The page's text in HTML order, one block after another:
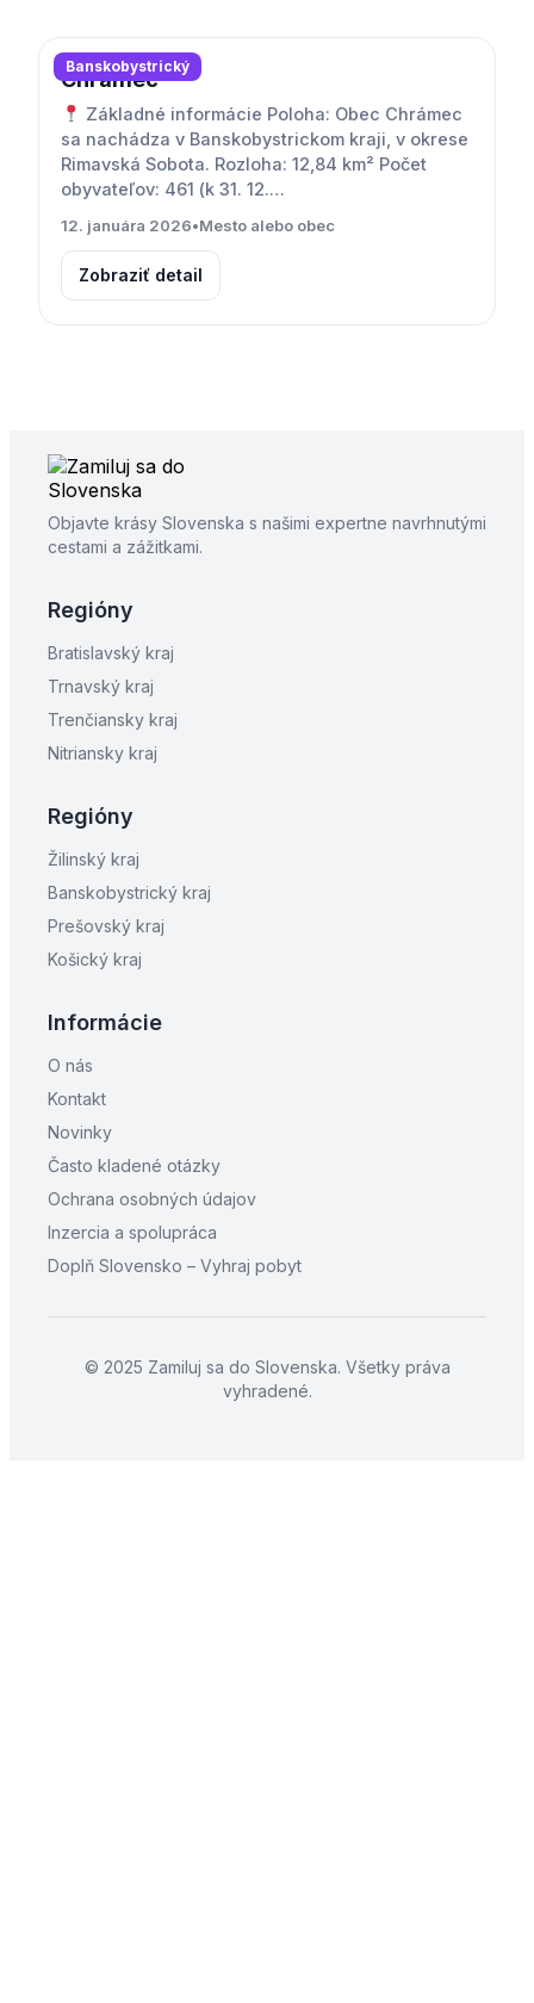
Banskobystrický
Chrámec
Základné informácie Poloha: Obec Chrámec
sa nachádza v Banskobystrickom kraji, v okrese
Rimavská Sobota. Rozloha: 12,84 km² Počet
obyvateľov: 461 (k 31. 12.…
12. januára 2026•Mesto alebo obec
Zobraziť detail
Objavte krásy Slovenska s našimi expertne navrhnutými
cestami a zážitkami.
Regióny
Bratislavský kraj
Trnavský kraj
Trenčiansky kraj
Nitriansky kraj
Regióny
Žilinský kraj
Banskobystrický kraj
Prešovský kraj
Košický kraj
Informácie
O nás
Kontakt
Novinky
Často kladené otázky
Ochrana osobných údajov
Inzercia a spolupráca
Doplň Slovensko – Vyhraj pobyt
© 2025 Zamiluj sa do Slovenska. Všetky práva
vyhradené.